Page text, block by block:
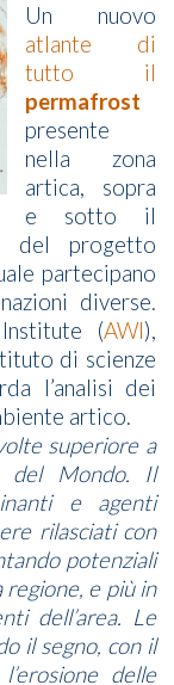
Un nuovo
atlante di
tutto il
permafrost
presente
nella zona
artica, sopra
e sotto il
del progetto
partecipano
diverse.
(AWI),
di scienze
l’analisi dei
artico.
superiore a
del Mondo. Il
e agenti
rilasciati con
potenziali
e più in
dell’area. Le
il segno, con il
delle